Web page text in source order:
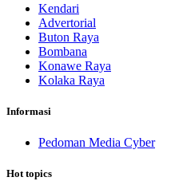
Kendari
Advertorial
Buton Raya
Bombana
Konawe Raya
Kolaka Raya
Informasi
Pedoman Media Cyber
Hot topics